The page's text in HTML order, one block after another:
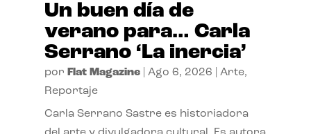
Un buen día de
verano para… Carla
Serrano ‘La inercia’
por Flat Magazine| Ago 6, 2026 Arte,
Reportaje
Carla Serrano Sastre es historiadora